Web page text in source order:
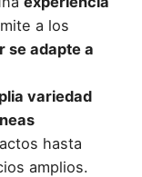
a los
se adapte a
variedad
hasta
amplios.